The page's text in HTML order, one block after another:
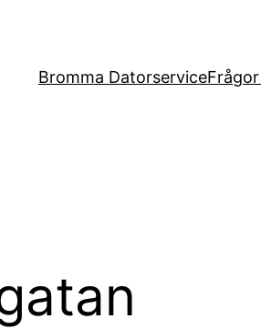
Bromma Datorservice